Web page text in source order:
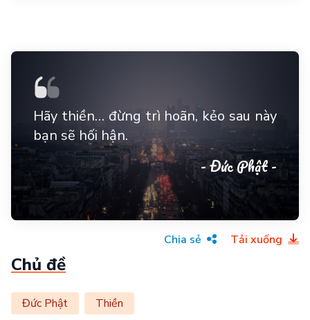
Hãy thiền… đừng trì hoãn, kẻo sau này
bạn sẽ hối hận.
- Đức Phật -
Chia sẻ Tải xuống
Chủ đề
Đức Phật Thiền